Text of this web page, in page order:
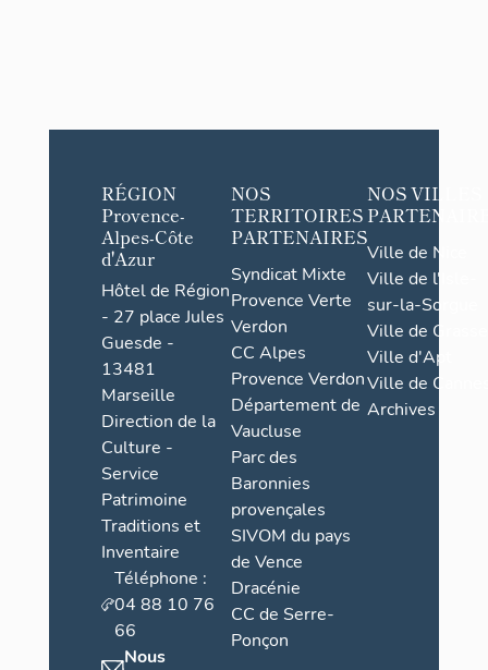
Saint-
Antoi
RÉGION
Provence-
Alpes-Côte
d'Azur
Hôtel de Région
- 27 place Jules
Guesde -
13481
Marseille
Direction de la
Culture -
Service
Patrimoine
Traditions et
Inventaire
Téléphone :
04 88 10 76
66
Nous
NOS
TERRITOIRES
PARTENAIRES
Syndicat Mixte
Provence Verte
Verdon
CC Alpes
Provence Verdon
Département de
Vaucluse
Parc des
Baronnies
provençales
SIVOM du pays
de Vence
Dracénie
CC de Serre-
Ponçon
NOS VILLES
Ville de Nice
Ville de l'Isle-
sur-la-Sorgue
Ville de Grasse
Ville d'Apt
Ville de
Archives